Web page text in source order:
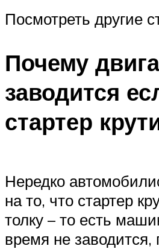
Посмотреть другие
Почему
заводится
стартер
Нередко
на то, что стартер
толку – то есть
время не заводится,